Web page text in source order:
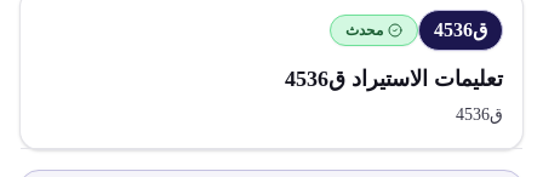
ق4536 محدث
تعليمات الاستيراد ق4536
ق4536